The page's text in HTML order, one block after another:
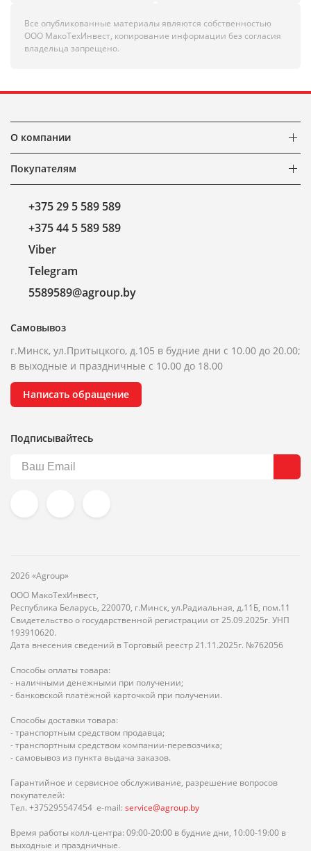
Все опубликованные материалы являются собственностью
ООО МакоТехИнвест, копирование информации без согласия
владельца запрещено.
О компании
Покупателям
+375 29 5 589 589
+375 44 5 589 589
Viber
Telegram
5589589@agroup.by
Самовывоз
г.Минск, ул.Притыцкого, д.105 в будние дни с 10.00 до 20.00;
в выходные и праздничные с 10.00 до 18.00
Написать обращение
Подписывайтесь
2026 «Agroup»
ООО МакоТехИнвест,
Республика Беларусь, 220070, г.Минск, ул.Радиальная, д.11Б, пом.11
Свидетельство о государственной регистрации от 25.09.2025г. УНП
193910620.
Дата внесения сведений в Торговый реестр 21.11.2025г. №762056
Способы оплаты товара:
- наличными денежными при получении;
- банковской платёжной карточкой при получении.
Способы доставки товара:
- транспортным средством продавца;
- транспортным средством компании-перевозчика;
- самовывоз из пункта выдача заказов.
Гарантийное и сервисное обслуживание, разрешение вопросов
покупателей:
Тел. +375295547454 e-mail: service@agroup.by
Время работы колл-центра: 09:00-20:00 в будние дни, 10:00-19:00 в
выходные и праздничные.